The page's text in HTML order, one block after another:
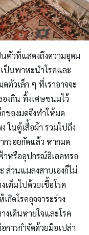
ตัวที่แสดงถึงความอุดม
ป็นพาหะนำโรคและ
ตัวเล็ก ๆ ที่เราอาจจะ
องกิน ทิ้งเศษขนมไว้
ของมดจึงทำให้มด
ในตู้เสื้อผ้า รวมไปถึง
กรอยกัดแล้ว หากมด
าหรืออุปกรณ์อิเลคทรอ
ส่วนแมลงสาบเองก็ไม่
เต็มไปด้วยเชื้อโรค
ดโรคอุจจาระร่วง
เดินหายใจและโรค
การกำจัดด้วยมือเปล่า